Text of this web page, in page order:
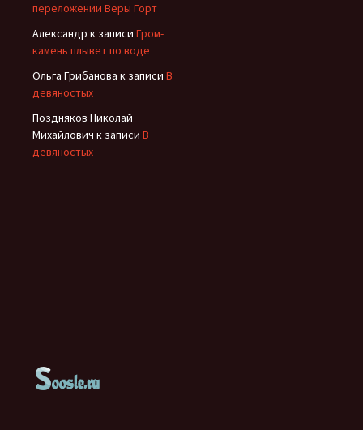
переложении Веры Горт
Александр к записи Гром-
камень плывет по воде
Ольга Грибанова к записи В
девяностых
Поздняков Николай
Михайлович к записи В
девяностых